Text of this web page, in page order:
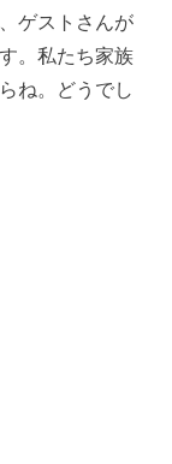
ゲストさんが
。私たち家族
ね。どうでし